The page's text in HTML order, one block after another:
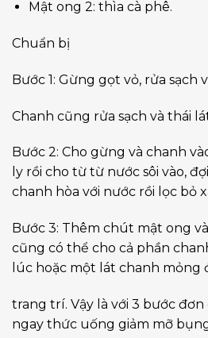
Mật ong 2: thìa cà phê.
Chuẩn bị
Bước 1: Gừng gọt vỏ, rửa sạch
Chanh cũng rửa sạch và thái
Bước 2: Cho gừng và chanh
ly rồi cho từ từ nước sôi vào,
chanh hòa với nước rồi lọc bỏ
Bước 3: Thêm chút mật ong
cũng có thể cho cả phần
lúc hoặc một lát chanh mỏng
trang trí. Vậy là với 3 bước
ngay thức uống giảm mỡ